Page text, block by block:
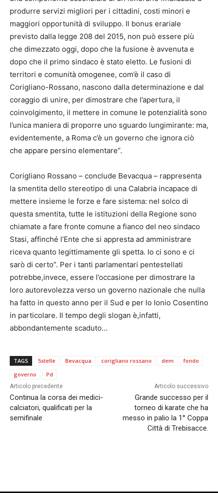
produrre servizi migliori per i cittadini, costi minori e
maggiori opportunità di sviluppo. Il bonus erariale
previsto dalla legge 208 del 2015, non può essere più
che dimezzato oggi, dopo che la fusione è avvenuta e
dopo che il primo sindaco è stato eletto. Le fusioni di
territori e comunità omogenee, com’è il caso di
Corigliano-Rossano, nascono dalla determinazione e dal
coraggio di unire, per dimostrare che l’apertura, il
coinvolgimento, il mettere in comune le potenzialità sono
l’unica maniera di proporre uno sguardo lungimirante: ma,
evidentemente, a Roma c’è un governo che ignora ciò
che appare persino elementare”.
Corigliano Rossano – conclude Bevacqua – rappresenta
la smentita dello stereotipo di una Calabria incapace di
mettere insieme le forze e fare sistema: nel solco di
questa smentita, tutte le istituzioni della Regione sono
chiamate a fare fronte comune a fianco del neo sindaco
Stasi, affinché l’Ente che si appresta ad amministrare
riceva quanto legittimamente gli spetta. Io ci sono e ci
sarò di certo”. Per i tanti parlamentari pentestellati
potrebbe,invece, essere l’occasione per dimostrare la
loro autorevolezza verso un governo nazionale che nulla
ha fatto in questo anno per il Sud e per lo Ionio Cosentino
in particolare. Il tempo degli slogan è,infatti,
abbondantemente scaduto…
TAGS 5stelle Bevacqua corigliano rossano dem
fondo
governo
Pd
Articolo precedente
Continua la corsa dei medici-
calciatori, qualificati per la
semifinale
Articolo successivo
Grande successo per il
torneo di karate che ha
messo in palio la 1° Coppa
Città di Trebisacce.